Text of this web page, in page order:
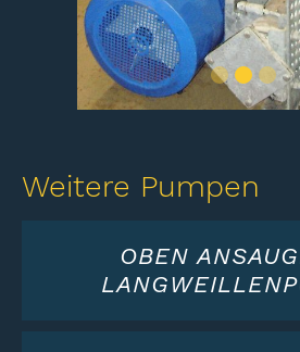
Weitere Pumpen
OBEN